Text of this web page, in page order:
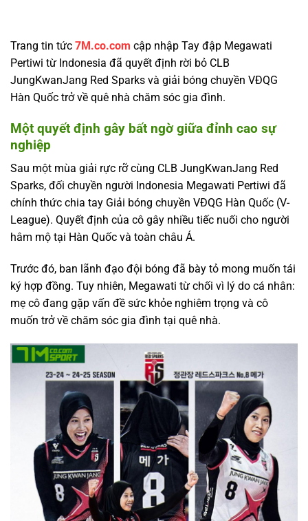
Trang tin tức 7M.co.com cập nhập Tay đập Megawati
Pertiwi từ Indonesia đã quyết định rời bỏ CLB
JungKwanJang Red Sparks và giải bóng chuyền VĐQG
Hàn Quốc trở về quê nhà chăm sóc gia đình.
Một quyết định gây bất ngờ giữa đỉnh cao sự
nghiệp
Sau một mùa giải rực rỡ cùng CLB JungKwanJang Red
Sparks, đối chuyền người Indonesia Megawati Pertiwi đã
chính thức chia tay Giải bóng chuyền VĐQG Hàn Quốc (V-
League). Quyết định của cô gây nhiều tiếc nuối cho người
hâm mộ tại Hàn Quốc và toàn châu Á.
Trước đó, ban lãnh đạo đội bóng đã bày tỏ mong muốn tái
ký hợp đồng. Tuy nhiên, Megawati từ chối vì lý do cá nhân:
mẹ cô đang gặp vấn đề sức khỏe nghiêm trọng và cô
muốn trở về chăm sóc gia đình tại quê nhà.